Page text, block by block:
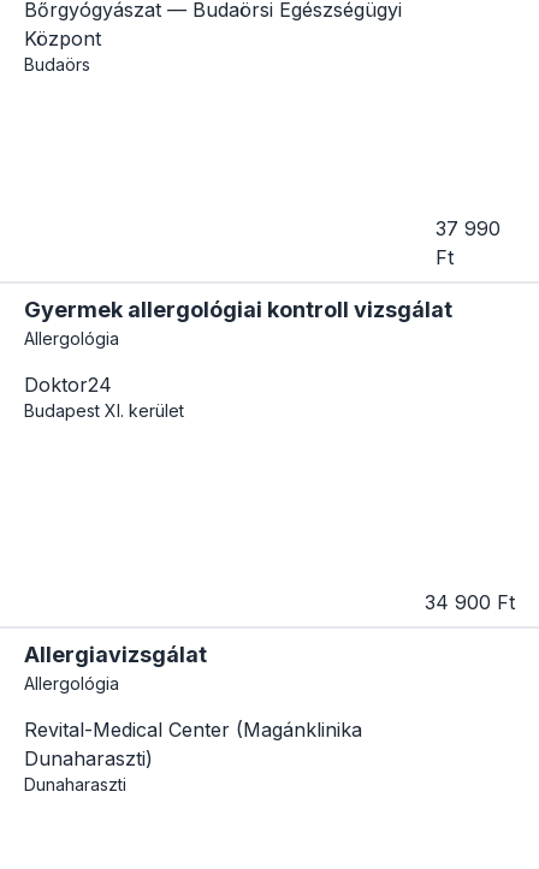
Bőrgyógyászat — Budaörsi Egészségügyi
Központ
Budaörs
37 990
Ft
Gyermek allergológiai kontroll vizsgálat
Allergológia
Doktor24
Budapest XI. kerület
34 900 Ft
Allergiavizsgálat
Allergológia
Revital-Medical Center (Magánklinika
Dunaharaszti)
Dunaharaszti